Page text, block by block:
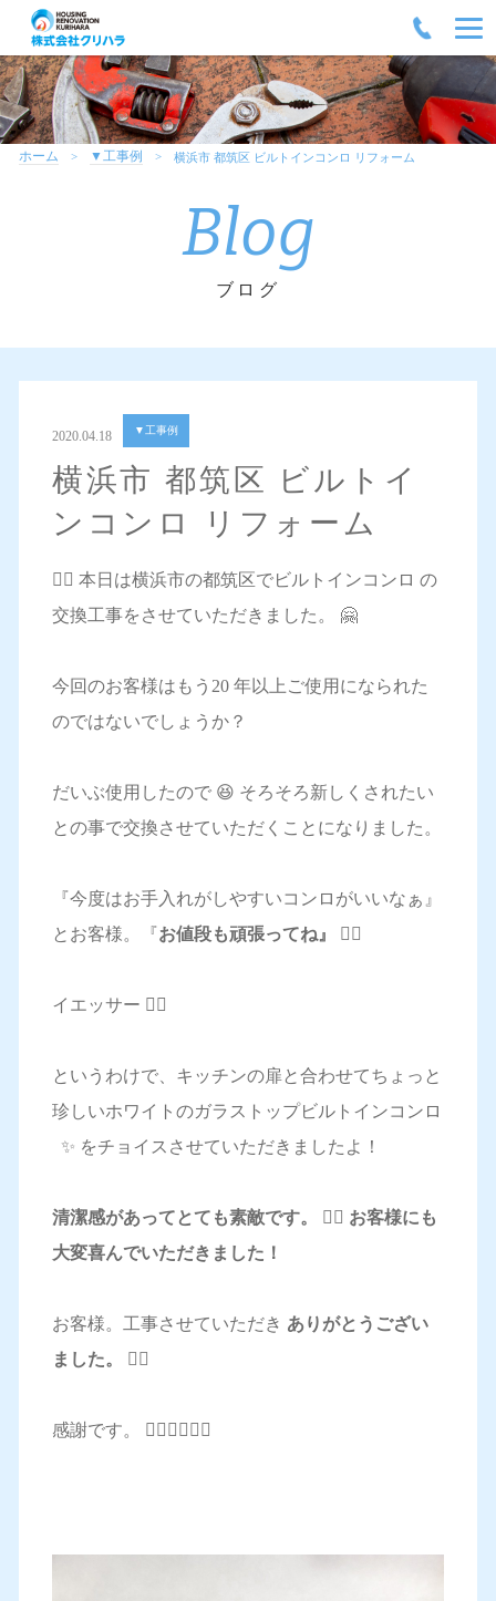
ホーム ▼工事例 横浜市 都筑区 ビルトインコンロ リフォーム
Blog
ブログ
2020.04.18 ▼工事例
横浜市 都筑区 ビルトイ
ンコンロ リフォーム
💁‍♀️ 本日は横浜市の都筑区でビルトインコンロ の
交換工事をさせていただきました。 🤗
今回のお客様はもう20 年以上ご使用になられた
のではないでしょうか？
だいぶ使用したので 😆 そろそろ新しくされたい
との事で交換させていただくことになりました。
『今度はお手入れがしやすいコンロがいいなぁ』
とお客様。『お値段も頑張ってね』 🙋‍♀️
イエッサー 🙋‍♂️
というわけで、キッチンの扉と合わせてちょっと
珍しいホワイトのガラストップビルトインコンロ
✨ をチョイスさせていただきましたよ！
清潔感があってとても素敵です。 🙆‍♀️ お客様にも
大変喜んでいただきました！
お客様。工事させていただき ありがとうござい
ました。 🙇‍♂️
感謝です。 🙇‍♂️🙇‍♂️🙇‍♂️